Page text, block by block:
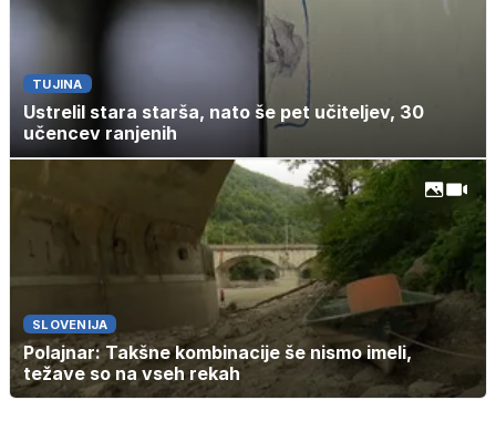
TUJINA
Ustrelil stara starša, nato še pet učiteljev, 30
učencev ranjenih
SLOVENIJA
Polajnar: Takšne kombinacije še nismo imeli,
težave so na vseh rekah